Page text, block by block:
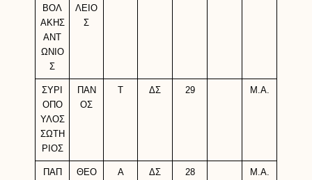
ΒΟΛ
ΑΚΗΣ
ΑΝΤ
ΩΝΙΟ
Σ
ΛΕΙΟ
Σ
ΣΥΡΙ
ΟΠΟ
ΥΛΟΣ
ΣΩΤΗ
ΡΙΟΣ
ΠΑΝ
ΟΣ
ΔΣ 29 M.A.
ΠΑΠ
ΘΕΟ
Α ΔΣ 28 M.A.